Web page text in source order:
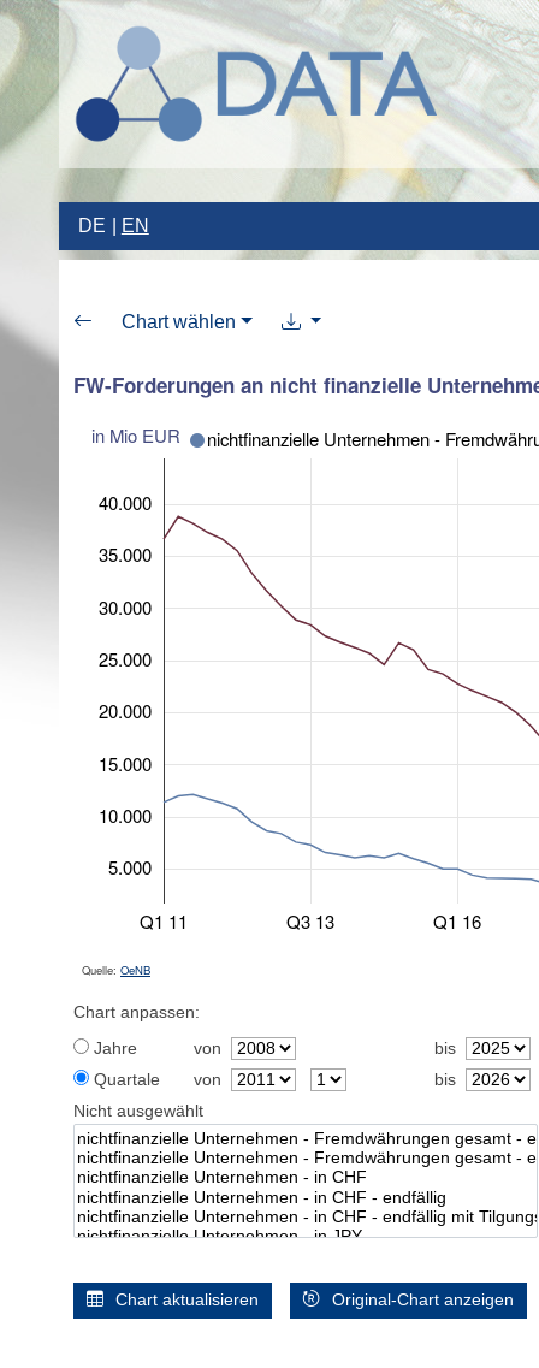
DE EN
Chart wählen
FW-Forderungen an nicht finanzielle
in Mio EUR
Q1 11 Q3 13 Q1 16
5.000
10.000
15.000
20.000
25.000
30.000
35.000
40.000
nichtfinanzielle Unternehmen -
Quelle: OeNB
Chart anpassen:
Jahre
von
bis
Quartale
von
bis
Nicht ausgewählt
Chart aktualisieren Original-Chart anzeigen